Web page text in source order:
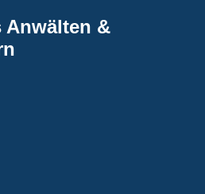
Anwälten &